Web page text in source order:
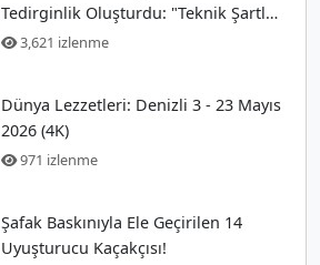
Tedirginlik Oluşturdu: "Teknik Şartlar
Hiç Yerine Getirilmedi!"
3,621 izlenme
Dünya Lezzetleri: Denizli 3 - 23 Mayıs
2026 (4K)
971 izlenme
Şafak Baskınıyla Ele Geçirilen 14
Uyuşturucu Kaçakçısı!